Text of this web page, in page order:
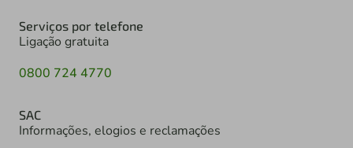
Serviços por telefone
Ligação gratuita
0800 724 4770
SAC
Informações, elogios e reclamações